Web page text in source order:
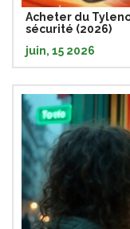
Acheter du
sécurité (2026)
juin, 15 2026